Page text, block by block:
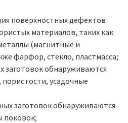
поверхностных дефектов
материалов, таких как
(магнитные и
фарфор, стекло, пластмасса;
заготовок обнаруживаются
усадочные
заготовок обнаруживаются
поковок;